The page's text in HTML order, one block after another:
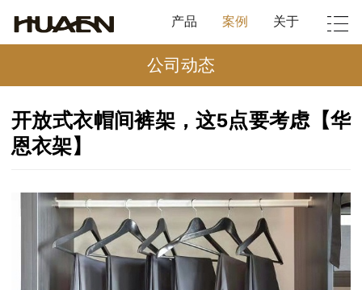
产品 案例 关于
公司动态
开放式衣帽间裤架，这5点要考虑【华
恩衣架】